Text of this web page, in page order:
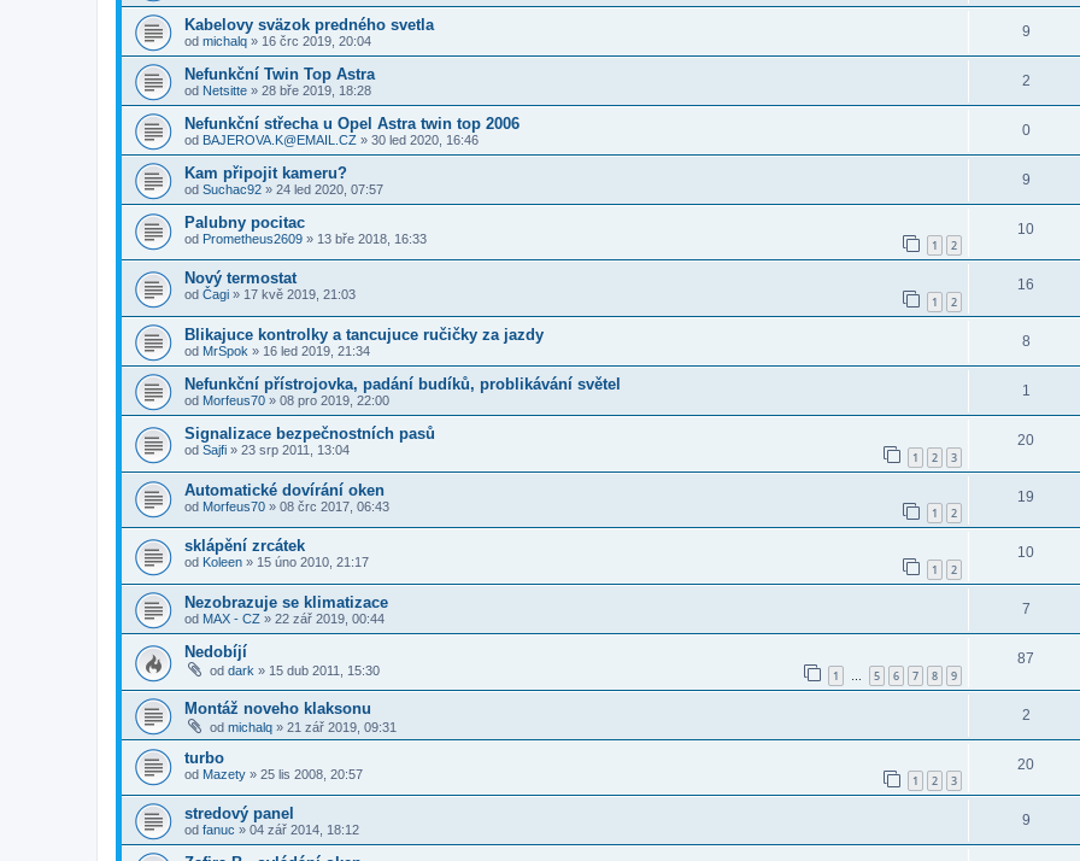
Kabelovy sväzok predného svetla
od michalq » 16 črc 2019, 20:04
9
Nefunkční Twin Top Astra
od Netsitte » 28 bře 2019, 18:28
2
Nefunkční střecha u Opel Astra twin top 2006
od BAJEROVA.K@EMAIL.CZ » 30 led 2020, 16:46
0
Kam připojit kameru?
od Suchac92 » 24 led 2020, 07:57
9
Palubny pocitac
od Prometheus2609 » 13 bře 2018, 16:33 1 2
10
Nový termostat
od Čagi » 17 kvě 2019, 21:03 1 2
16
Blikajuce kontrolky a tancujuce ručičky za jazdy
od MrSpok » 16 led 2019, 21:34
8
Nefunkční přístrojovka, padání budíků, problikávání světel
od Morfeus70 » 08 pro 2019, 22:00
1
Signalizace bezpečnostních pasů
od Sajfi » 23 srp 2011, 13:04 1 2 3
20
Automatické dovírání oken
od Morfeus70 » 08 črc 2017, 06:43 1 2
19
sklápění zrcátek
od Koleen » 15 úno 2010, 21:17 1 2
10
Nezobrazuje se klimatizace
od MAX - CZ » 22 zář 2019, 00:44
7
Nedobíjí
od dark » 15 dub 2011, 15:30 1 … 5 6 7 8 9
87
Montáž noveho klaksonu
od michalq » 21 zář 2019, 09:31
2
turbo
od Mazety » 25 lis 2008, 20:57 1 2 3
20
stredový panel
od fanuc » 04 zář 2014, 18:12
9